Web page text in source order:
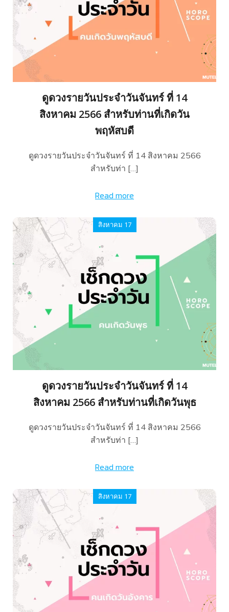
ดูดวงรายวันประจำวันจันทร์ ที่ 14
สิงหาคม 2566 สำหรับท่านที่เกิดวัน
พฤหัสบดี
ดูดวงรายวันประจำวันจันทร์ ที่ 14 สิงหาคม 2566
สำหรับท่า […]
Read more
สิงหาคม 17
ดูดวงรายวันประจำวันจันทร์ ที่ 14
สิงหาคม 2566 สำหรับท่านที่เกิดวันพุธ
ดูดวงรายวันประจำวันจันทร์ ที่ 14 สิงหาคม 2566
สำหรับท่า […]
Read more
สิงหาคม 17